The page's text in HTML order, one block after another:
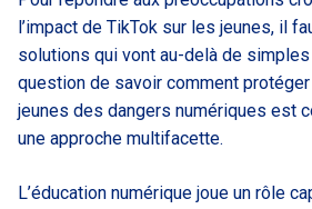
l’impact de TikTok sur les jeunes, il
solutions qui vont au-delà de
question de savoir comment
jeunes des dangers numériques est
une approche multifacette.
L’éducation numérique joue un rôle